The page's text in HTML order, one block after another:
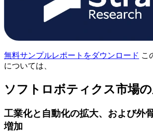
無料サンプルレポートをダウンロード こ
については、
ソフトロボティクス市場の
工業化と自動化の拡大、および外
増加